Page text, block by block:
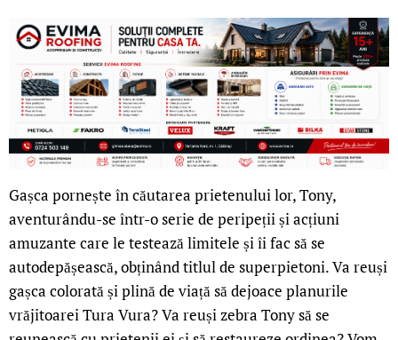
Gașca pornește în căutarea prietenului lor, Tony,
aventurându-se într-o serie de peripeții și acțiuni
amuzante care le testează limitele și îi fac să se
autodepășească, obținând titlul de superpietoni. Va reuși
gașca colorată și plină de viață să dejoace planurile
vrăjitoarei Tura Vura? Va reuși zebra Tony să se